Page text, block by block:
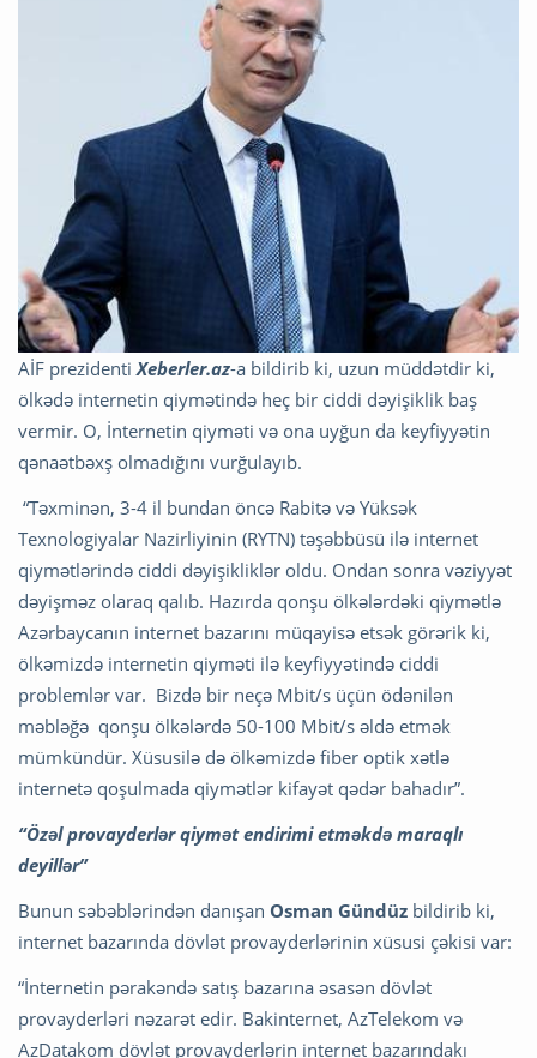
AİF prezidentiXeberler.az-a bildirib ki, uzun müddətdir ki,
ölkədə internetin qiymətində heç bir ciddi dəyişiklik baş
vermir. O, İnternetin qiyməti və ona uyğun da keyfiyyətin
qənaətbəxş olmadığını vurğulayıb.
“Təxminən, 3-4 il bundan öncə Rabitə və Yüksək
Texnologiyalar Nazirliyinin (RYTN) təşəbbüsü ilə internet
qiymətlərində ciddi dəyişikliklər oldu. Ondan sonra vəziyyət
dəyişməz olaraq qalıb. Hazırda qonşu ölkələrdəki qiymətlə
Azərbaycanın internet bazarını müqayisə etsək görərik ki,
ölkəmizdə internetin qiyməti ilə keyfiyyətində ciddi
problemlər var. Bizdə bir neçə Mbit/s üçün ödənilən
məbləğə qonşu ölkələrdə 50-100 Mbit/s əldə etmək
mümkündür. Xüsusilə də ölkəmizdə fiber optik xətlə
internetə qoşulmada qiymətlər kifayət qədər bahadır”.
“Özəl provayderlər qiymət endirimi etməkdə maraqlı
deyillər”
Bunun səbəblərindən danışan Osman Gündüz bildirib ki,
internet bazarında dövlət provayderlərinin xüsusi çəkisi var:
“İnternetin pərakəndə satış bazarına əsasən dövlət
provayderləri nəzarət edir. Bakinternet, AzTelekom və
AzDatakom dövlət provayderlərin internet bazarındakı